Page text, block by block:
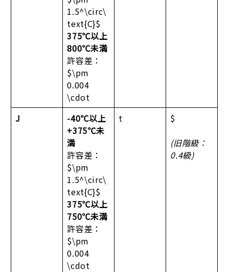
1.5^\circ\
text{C}$
375℃以上
800℃未満
許容差：
$\pm
0.004
\cdot
J
-40℃以上
+375℃未
満
許容差：
$\pm
1.5^\circ\
text{C}$
375℃以上
750℃未満
許容差：
$\pm
0.004
\cdot
t
$
(旧階級：
0.4級)